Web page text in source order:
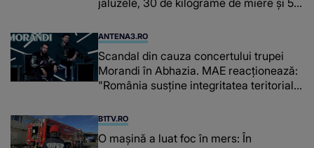
ANTENA3.RO
Scandal din cauza concertului trupei
Morandi în Abhazia. MAE reacționează:
"România susține integritatea teritorială
B1TV.RO
O maşină a luat foc în mers: În